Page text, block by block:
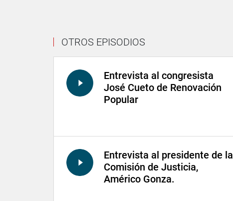
OTROS EPISODIOS
Entrevista al congresista
José Cueto de Renovación
Popular
Entrevista al presidente de la
Comisión de Justicia,
Américo Gonza.